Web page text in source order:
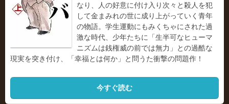
なり、人の好意に付け入り次々と殺人を犯
して金まみれの世に成り上がっていく青年
の物語。学生運動にもみくちゃにされた過
激な時代、少年たちに「生半可なヒューマ
ニズムは銭権威の前では無力」との過酷な
現実を突き付け、「幸福とは何か」と問うた衝撃の問題作！
今すぐ読む